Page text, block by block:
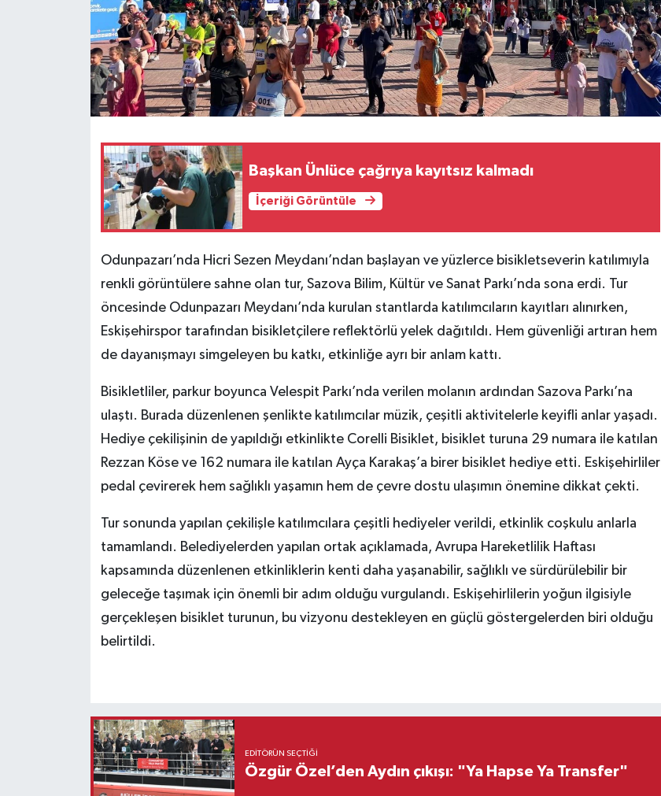
Başkan Ünlüce çağrıya kayıtsız kalmadı
İçeriği Görüntüle
Odunpazarı’nda Hicri Sezen Meydanı’ndan başlayan ve yüzlerce bisikletseverin katılımıyla
renkli görüntülere sahne olan tur, Sazova Bilim, Kültür ve Sanat Parkı’nda sona erdi. Tur
öncesinde Odunpazarı Meydanı’nda kurulan stantlarda katılımcıların kayıtları alınırken,
Eskişehirspor tarafından bisikletçilere reflektörlü yelek dağıtıldı. Hem güvenliği artıran hem
de dayanışmayı simgeleyen bu katkı, etkinliğe ayrı bir anlam kattı.
Bisikletliler, parkur boyunca Velespit Parkı’nda verilen molanın ardından Sazova Parkı’na
ulaştı. Burada düzenlenen şenlikte katılımcılar müzik, çeşitli aktivitelerle keyifli anlar yaşadı.
Hediye çekilişinin de yapıldığı etkinlikte Corelli Bisiklet, bisiklet turuna 29 numara ile katılan
Rezzan Köse ve 162 numara ile katılan Ayça Karakaş’a birer bisiklet hediye etti. Eskişehirliler
pedal çevirerek hem sağlıklı yaşamın hem de çevre dostu ulaşımın önemine dikkat çekti.
Tur sonunda yapılan çekilişle katılımcılara çeşitli hediyeler verildi, etkinlik coşkulu anlarla
tamamlandı. Belediyelerden yapılan ortak açıklamada, Avrupa Hareketlilik Haftası
kapsamında düzenlenen etkinliklerin kenti daha yaşanabilir, sağlıklı ve sürdürülebilir bir
geleceğe taşımak için önemli bir adım olduğu vurgulandı. Eskişehirlilerin yoğun ilgisiyle
gerçekleşen bisiklet turunun, bu vizyonu destekleyen en güçlü göstergelerden biri olduğu
belirtildi.
EDITÖRÜN SEÇTIĞI
Özgür Özel’den Aydın çıkışı: "Ya Hapse Ya Transfer"